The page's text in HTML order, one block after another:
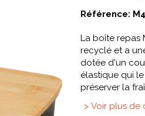
Référence:
La boîte repas
recyclé et a
dotée d'un
élastique qui
préserver la
> Voir plus de